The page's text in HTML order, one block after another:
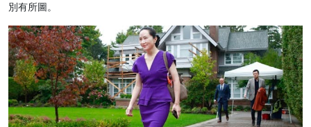
別有所圖。